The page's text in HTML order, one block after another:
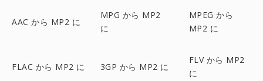
AAC から MP2 に
MPG から MP2
に
MPEG から
MP2 に
FLAC から MP2 に 3GP から MP2 に
FLV から MP2
に